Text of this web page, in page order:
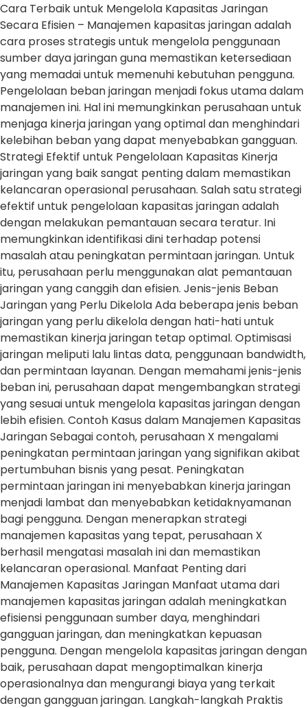
Cara Terbaik untuk Mengelola Kapasitas Jaringan
Secara Efisien – Manajemen kapasitas jaringan adalah
cara proses strategis untuk mengelola penggunaan
sumber daya jaringan guna memastikan ketersediaan
yang memadai untuk memenuhi kebutuhan pengguna.
Pengelolaan beban jaringan menjadi fokus utama dalam
manajemen ini. Hal ini memungkinkan perusahaan untuk
menjaga kinerja jaringan yang optimal dan menghindari
kelebihan beban yang dapat menyebabkan gangguan.
Strategi Efektif untuk Pengelolaan Kapasitas Kinerja
jaringan yang baik sangat penting dalam memastikan
kelancaran operasional perusahaan. Salah satu strategi
efektif untuk pengelolaan kapasitas jaringan adalah
dengan melakukan pemantauan secara teratur. Ini
memungkinkan identifikasi dini terhadap potensi
masalah atau peningkatan permintaan jaringan. Untuk
itu, perusahaan perlu menggunakan alat pemantauan
jaringan yang canggih dan efisien. Jenis-jenis Beban
Jaringan yang Perlu Dikelola Ada beberapa jenis beban
jaringan yang perlu dikelola dengan hati-hati untuk
memastikan kinerja jaringan tetap optimal. Optimisasi
jaringan meliputi lalu lintas data, penggunaan bandwidth,
dan permintaan layanan. Dengan memahami jenis-jenis
beban ini, perusahaan dapat mengembangkan strategi
yang sesuai untuk mengelola kapasitas jaringan dengan
lebih efisien. Contoh Kasus dalam Manajemen Kapasitas
Jaringan Sebagai contoh, perusahaan X mengalami
peningkatan permintaan jaringan yang signifikan akibat
pertumbuhan bisnis yang pesat. Peningkatan
permintaan jaringan ini menyebabkan kinerja jaringan
menjadi lambat dan menyebabkan ketidaknyamanan
bagi pengguna. Dengan menerapkan strategi
manajemen kapasitas yang tepat, perusahaan X
berhasil mengatasi masalah ini dan memastikan
kelancaran operasional. Manfaat Penting dari
Manajemen Kapasitas Jaringan Manfaat utama dari
manajemen kapasitas jaringan adalah meningkatkan
efisiensi penggunaan sumber daya, menghindari
gangguan jaringan, dan meningkatkan kepuasan
pengguna. Dengan mengelola kapasitas jaringan dengan
baik, perusahaan dapat mengoptimalkan kinerja
operasionalnya dan mengurangi biaya yang terkait
dengan gangguan jaringan. Langkah-langkah Praktis